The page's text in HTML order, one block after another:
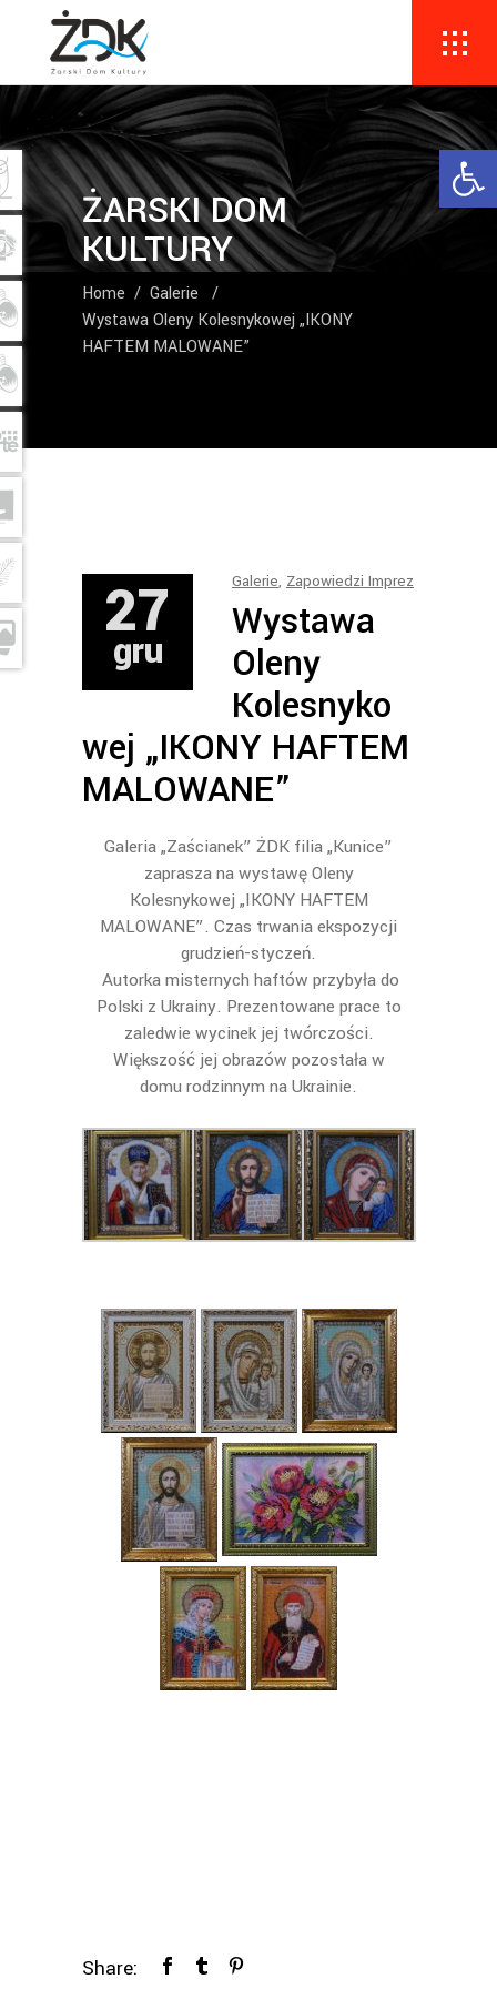
ŻARSKI DOM
KULTURY
Home / Galerie
/
Wystawa Oleny Kolesnykowej „IKONY
HAFTEM MALOWANE”
27
gru
Galerie, Zapowiedzi Imprez
Wystawa
Oleny
Kolesnyko
wej „IKONY HAFTEM
MALOWANE”
Galeria „Zaścianek” ŻDK filia „Kunice”
zaprasza na wystawę Oleny
Kolesnykowej „IKONY HAFTEM
MALOWANE”. Czas trwania ekspozycji
grudzień-styczeń.
Autorka misternych haftów przybyła do
Polski z Ukrainy. Prezentowane prace to
zaledwie wycinek jej twórczości.
Większość jej obrazów pozostała w
domu rodzinnym na Ukrainie.
Share: